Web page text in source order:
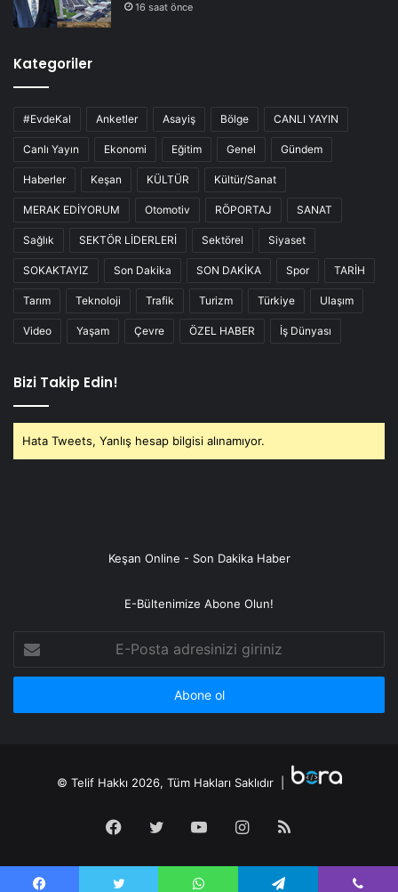
16 saat önce
Kategoriler
#EvdeKal Anketler Asayiş Bölge CANLI YAYIN
Canlı Yayın Ekonomi Eğitim Genel Gündem
Haberler Keşan KÜLTÜR Kültür/Sanat
MERAK EDİYORUM Otomotiv RÖPORTAJ SANAT
Sağlık SEKTÖR LİDERLERİ Sektörel Siyaset
SOKAKTAYIZ Son Dakika SON DAKİKA Spor TARİH
Tarım Teknoloji Trafik Turizm Türkiye Ulaşım
Video Yaşam Çevre ÖZEL HABER İş Dünyası
Bizi Takip Edin!
Hata Tweets, Yanlış hesap bilgisi alınamıyor.
Keşan Online - Son Dakika Haber
E-Bültenimize Abone Olun!
Posta
adresinizi
© Telif Hakkı 2026, Tüm Hakları Saklıdır |
Facebook
TwitterYouTubeInstagram
RSS